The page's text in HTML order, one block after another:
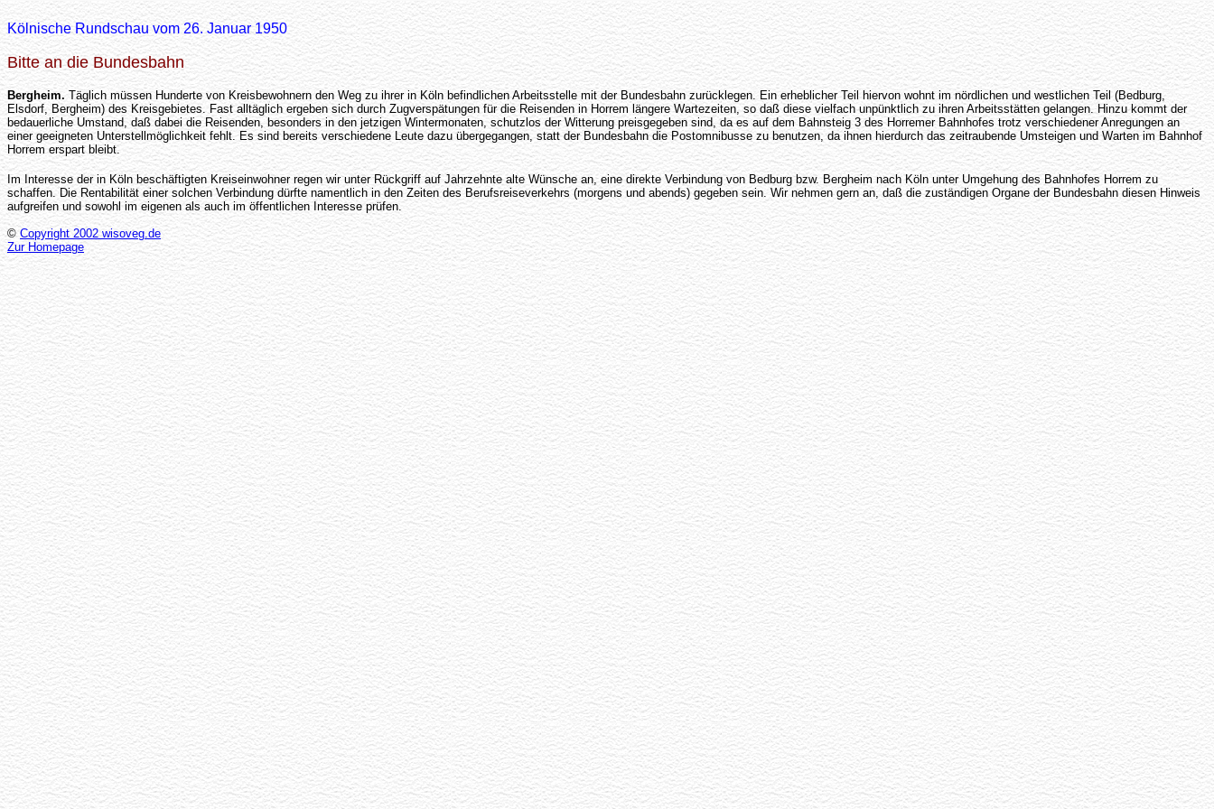
Kölnische Rundschau vom 26. Januar 1950
Bitte an die Bundesbahn
Bergheim. Täglich müssen Hunderte von Kreisbewohnern den Weg zu ihrer in Köln befindlichen Arbeitsstelle mit der Bundesbahn zurücklegen. Ein erheblicher Teil hiervon wohnt im nördlichen und westlichen Teil (Bedburg,
Elsdorf, Bergheim) des Kreisgebietes. Fast alltäglich ergeben sich durch Zugverspätungen für die Reisenden in Horrem längere Wartezeiten, so daß diese vielfach unpünktlich zu ihren Arbeitsstätten gelangen. Hinzu kommt der
bedauerliche Umstand, daß dabei die Reisenden, besonders in den jetzigen Wintermonaten, schutzlos der Witterung preisgegeben sind, da es auf dem Bahnsteig 3 des Horremer Bahnhofes trotz verschiedener Anregungen an
einer geeigneten Unterstellmöglichkeit fehlt. Es sind bereits verschiedene Leute dazu übergegangen, statt der Bundesbahn die Postomnibusse zu benutzen, da ihnen hierdurch das zeitraubende Umsteigen und Warten im Bahnhof
Horrem erspart bleibt.
Im Interesse der in Köln beschäftigten Kreiseinwohner regen wir unter Rückgriff auf Jahrzehnte alte Wünsche an, eine direkte Verbindung von Bedburg bzw. Bergheim nach Köln unter Umgehung des Bahnhofes Horrem zu
schaffen. Die Rentabilität einer solchen Verbindung dürfte namentlich in den Zeiten des Berufsreiseverkehrs (morgens und abends) gegeben sein. Wir nehmen gern an, daß die zuständigen Organe der Bundesbahn diesen Hinweis
aufgreifen und sowohl im eigenen als auch im öffentlichen Interesse prüfen.
© Copyright 2002 wisoveg.de
Zur Homepage